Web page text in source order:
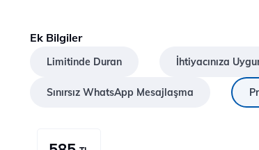
Ek Bilgiler
Limitinde Duran İhtiyacınıza
Sınırsız WhatsApp Mesajlaşma